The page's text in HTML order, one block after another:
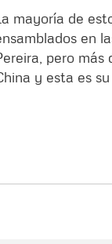
mayoría de
en
pero más
y esta es